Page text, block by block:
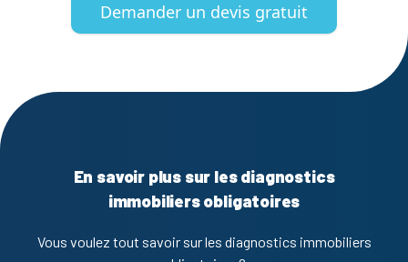
Demander un devis gratuit
En savoir plus sur les diagnostics
immobiliers obligatoires
Vous voulez tout savoir sur les diagnostics immobiliers